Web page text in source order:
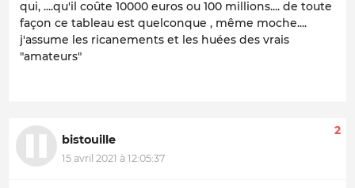
qui, ....qu'il coûte 10000 euros ou 100 millions.... de toute
façon ce tableau est quelconque , même moche....
j'assume les ricanements et les huées des vrais
"amateurs"
bistouille
15 avril 2021 à 12:05:37
2